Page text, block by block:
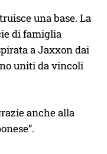
una base. La
di famiglia
a Jaxxon dai
uniti da vincoli
anche alla